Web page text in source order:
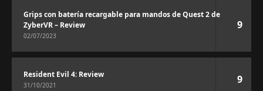
Grips con batería recargable para mandos de Quest 2 de
ZyberVR – Review
02/07/2023
9
Resident Evil 4: Review
31/10/2021 9